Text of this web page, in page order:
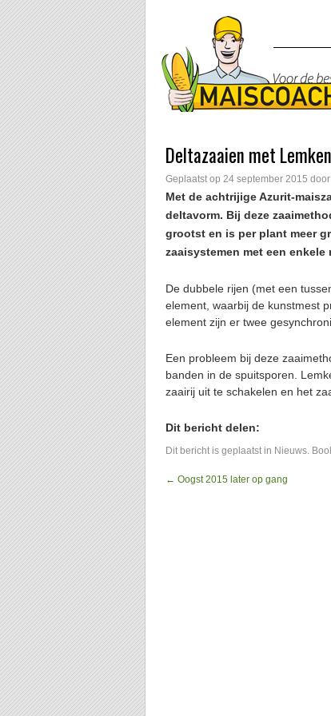
Deltazaaien met
Geplaatst op 24 september 2015 door
Met de achtrijige Azurit-
deltavorm. Bij deze
grootst en is per plant meer
zaaisystemen met een enkele
De dubbele rijen (met een
element, waarbij de kunstmest
element zijn er twee
Een probleem bij deze
banden in de spuitsporen.
zaairij uit te schakelen en het
Dit bericht delen:
Dit bericht is geplaatst in Nieuws.
← Oogst 2015 later op gang